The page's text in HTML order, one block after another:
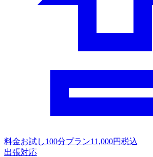
料金お試し100分プラン11,000円税込
出張対応